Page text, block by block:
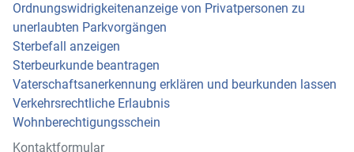
Ordnungswidrigkeitenanzeige von Privatpersonen zu
unerlaubten Parkvorgängen
Sterbefall anzeigen
Sterbeurkunde beantragen
Vaterschaftsanerkennung erklären und beurkunden lassen
Verkehrsrechtliche Erlaubnis
Wohnberechtigungsschein
Kontaktformular